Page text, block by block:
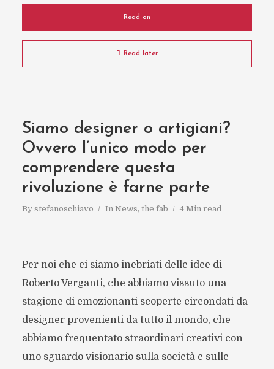
Read on
Read later
Siamo designer o artigiani?
Ovvero l’unico modo per
comprendere questa
rivoluzione è farne parte
By stefanoschiavo In News, the fab 4 Min read
Per noi che ci siamo inebriati delle idee di
Roberto Verganti, che abbiamo vissuto una
stagione di emozionanti scoperte circondati da
designer provenienti da tutto il mondo, che
abbiamo frequentato straordinari creativi con
uno sguardo visionario sulla società e sulle